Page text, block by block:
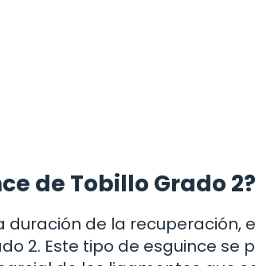
de Tobillo Grado 2?
duración de la recuperación,
2. Este tipo de esguince se